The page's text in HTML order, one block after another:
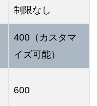
制限なし
400（カスタマ
イズ可能）
600